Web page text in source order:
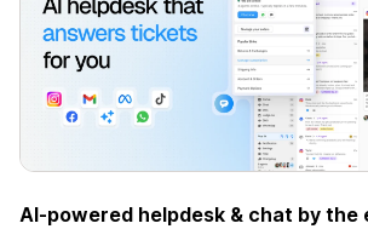
AI-powered helpdesk & chat by the